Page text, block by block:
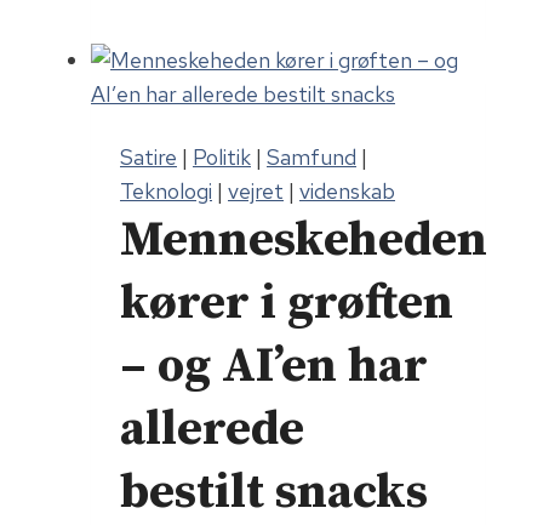
Satire | Politik | Samfund |
Teknologi | vejret | videnskab
Menneskeheden
kører i grøften
– og AI’en har
allerede
bestilt snacks